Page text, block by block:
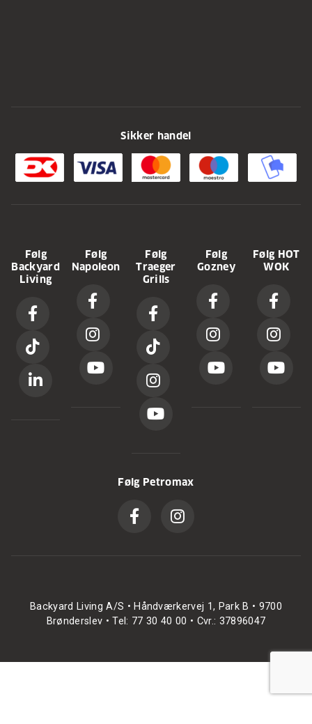
Sikker handel
Følg
Backyard
Living
Følg
Napoleon
Følg
Traeger
Grills
Følg
Gozney
Følg HOT
WOK
Følg Petromax
Backyard Living A/S • Håndværkervej 1, Park B • 9700
Brønderslev • Tel: 77 30 40 00 • Cvr.: 37896047